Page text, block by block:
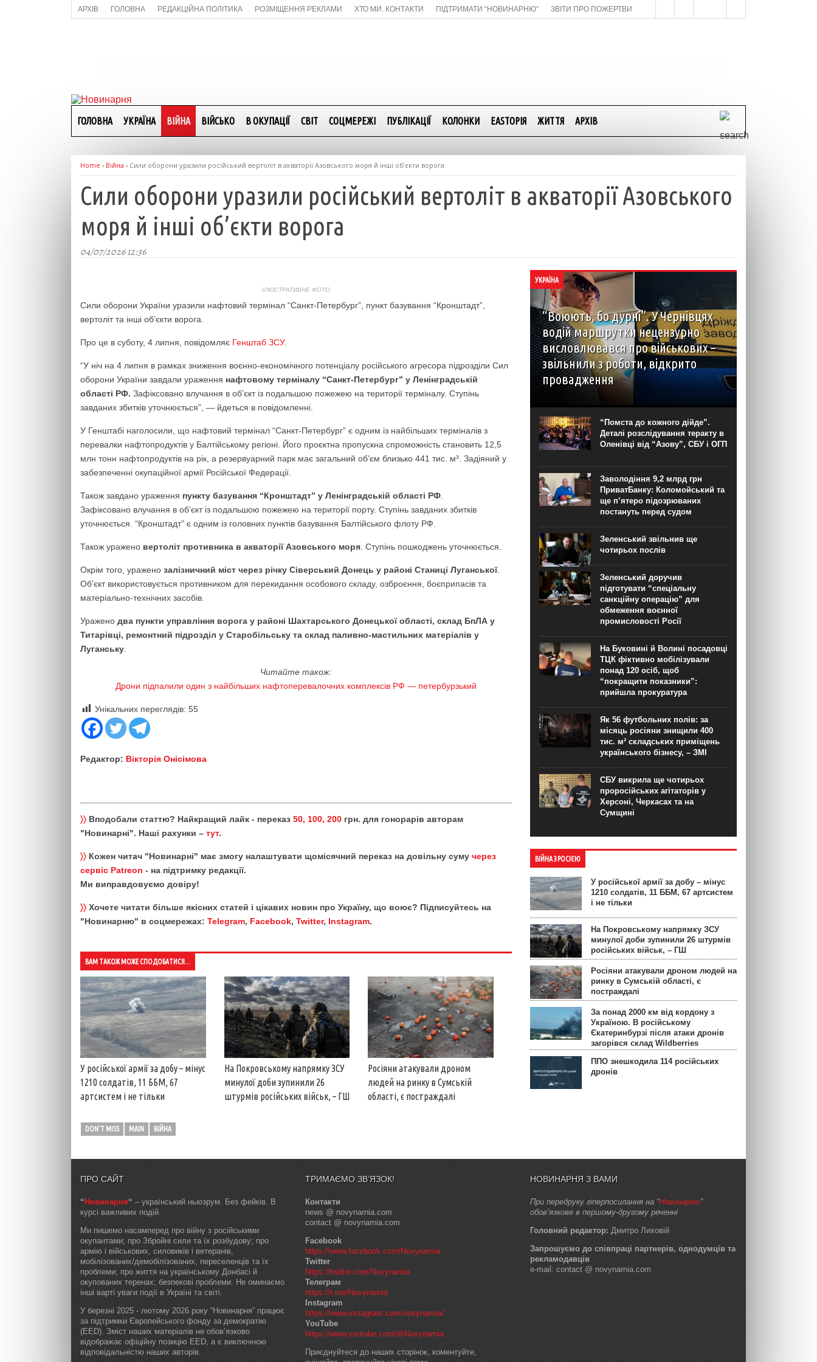
АРХІВ ГОЛОВНА РЕДАКЦІЙНА ПОЛІТИКА РОЗМІЩЕННЯ РЕКЛАМИ ХТО МИ. КОНТАКТИ ПІДТРИМАТИ “НОВИНАРНЮ” ЗВІТИ ПРО ПОЖЕРТВИ
ГОЛОВНА УКРАЇНА ВІЙНА ВІЙСЬКО В ОКУПАЦІЇ СВІТ СОЦМЕРЕЖІ ПУБЛІКАЦІЇ КОЛОНКИ EASTОРІЯ ЖИТТЯ АРХІВ
Home › Війна › Сили оборони уразили російський вертоліт в акваторії Азовського моря й інші об’єкти ворога
Сили оборони уразили російський вертоліт в акваторії Азовського
моря й інші об’єкти ворога
04/07/2026 12:36
ІЛЮСТРАТИВНЕ ФОТО
Сили оборони України уразили нафтовий термінал “Санкт-Петербург”, пункт базування “Кронштадт”,
вертоліт та інші об’єкти ворога.
Про це в суботу, 4 липня, повідомляє Генштаб ЗСУ.
“У ніч на 4 липня в рамках зниження воєнно-економічного потенціалу російського агресора підрозділи Сил
оборони України завдали ураження нафтовому терміналу “Санкт-Петербург” у Ленінградській
області РФ. Зафіксовано влучання в об’єкт із подальшою пожежею на території терміналу. Ступінь
завданих збитків уточнюється”, — йдеться в повідомленні.
У Генштабі наголосили, що нафтовий термінал “Санкт-Петербург” є одним із найбільших терміналів з
перевалки нафтопродуктів у Балтійському регіоні. Його проєктна пропускна спроможність становить 12,5
млн тонн нафтопродуктів на рік, а резервуарний парк має загальний об’єм близько 441 тис. м³. Задіяний у
забезпеченні окупаційної армії Російської Федерації.
Також завдано ураження пункту базування “Кронштадт” у Ленінградській області РФ
Зафіксовано влучання в об’єкт із подальшою пожежею на території порту. Ступінь завданих збитків
уточнюється. “Кронштадт” є одним із головних пунктів базування Балтійського флоту РФ.
Також уражено вертоліт противника в акваторії Азовського моря . Ступінь пошкоджень уточнюється.
Окрім того, уражено залізничний міст через річку Сіверський Донець у районі Станиці Луганської.
Об’єкт використовується противником для перекидання особового складу, озброєння, боєприпасів та
матеріально-технічних засобів.
Уражено два пункти управління ворога у районі Шахтарського Донецької області, склад БпЛА у
Титарівці, ремонтний підрозділ у Старобільську та склад паливно-мастильних матеріалів у
Луганську
Читайте також:
Дрони підпалили один з найбільших нафтоперевалочних комплексів РФ — петербурзький
Унікальних переглядів: 55
Редактор: Вікторія Онісімова
〉〉 Вподобали статтю? Найкращий лайк - переказ 50, 100, 200 грн. для гонорарів авторам
"Новинарні". Наші рахунки – тут.
〉〉 Кожен читач "Новинарні" має змогу налаштувати щомісячний переказ на довільну суму через
сервіс Patreon - на підтримку редакції.
Ми виправдовуємо довіру!
〉〉 Хочете читати більше якісних статей і цікавих новин про Україну, що воює? Підписуйтесь на
"Новинарню" в соцмережах: Telegram, Facebook, Twitter, Instagram.
ВАМ ТАКОЖ МОЖЕ СПОДОБАТИСЯ...
У російської армії за добу – мінус
1210 солдатів, 11 ББМ, 67
артсистем і не тільки
На Покровському напрямку ЗСУ
минулої доби зупинили 26
штурмів російських військ, – ГШ
Росіяни атакували дроном
людей на ринку в Сумській
області, є постраждалі
DON'T MISS MAIN ВІЙНА
УКРАЇНА
“Воюють, бо дурні”. У Чернівцях
водій маршрутки нецензурно
висловлювався про військових –
звільнили з роботи, відкрито
провадження
маршруті №14. Це сталося через конфлікт із
пасажирами, під час якого чоловік, зокрема,
нецензурно висловлювався про військових.
Правоохоронці розпочали кримінальне
провадження за фактом...
“Помста до кожного дійде”.
Деталі розслідування теракту в
Оленівці від “Азову”, СБУ і ОГП
Заволодіння 9,2 млрд грн
ПриватБанку: Коломойський та
ще п’ятеро підозрюваних
постануть перед судом
Зеленський звільнив ще
чотирьох послів
Зеленський доручив
підготувати “спеціальну
санкційну операцію” для
обмеження воєнної
промисловості Росії
На Буковині й Волині посадовці
ТЦК фіктивно мобілізували
понад 120 осіб, щоб
“покращити показники”:
прийшла прокуратура
Як 56 футбольних полів: за
місяць росіяни знищили 400
тис. м² складських приміщень
українського бізнесу, – ЗМІ
СБУ викрила ще чотирьох
проросійських агітаторів у
Херсоні, Черкасах та на
Сумщині
ВІЙНА З РОСІЄЮ
У російської армії за добу – мінус
1210 солдатів, 11 ББМ, 67 артсистем
і не тільки
На Покровському напрямку ЗСУ
минулої доби зупинили 26 штурмів
російських військ, – ГШ
Росіяни атакували дроном людей на
ринку в Сумській області, є
постраждалі
За понад 2000 км від кордону з
Україною. В російському
Єкатеринбурзі після атаки дронів
загорівся склад Wildberries
ППО знешкодила 114 російських
дронів
ПРО САЙТ
“Новинарня“ – український ньюзрум. Без фейків. В
курсі важливих подій.
Ми пишемо насамперед про війну з російськими
окупантами; про Збройні сили та їх розбудову; про
армію і військових, силовиків і ветеранів,
мобілізованих/демобілізованих, переселенців та їх
проблеми; про життя на українському Донбасі й
окупованих теренах; безпекові проблеми. Не оминаємо
інші варті уваги події в Україні та світі.
У березні 2025 - лютому 2026 року “Новинарня” працює
за підтримки Європейського фонду за демократію
(EED). Зміст наших матеріалів не обов’язково
відображає офіційну позицію EED, а є виключною
відповідальністю наших авторів.
ТРИМАЄМО ЗВ’ЯЗОК!
Контакти
news @ novynarnia.com
contact @ novynarnia.com
Facebook
https://www.facebook.com/Novynarnia
Twitter
https://twitter.com/Novynarnia
Телеграм
https://t.me/Novynarnia
Instagram
https://www.instagram.com/novynarnia/
YouTube
https://www.youtube.com/@Novynarnia
Приєднуйтеся до наших сторінок, коментуйте,
НОВИНАРНЯ З ВАМИ
При передруку гіперпосилання на “Новинарню”
обов’язкове в першому-другому реченні
Головний редактор: Дмитро Лиховій
Запрошуємо до співпраці партнерів, однодумців та
рекламодавців
e-mail: contact @ novynarnia.com